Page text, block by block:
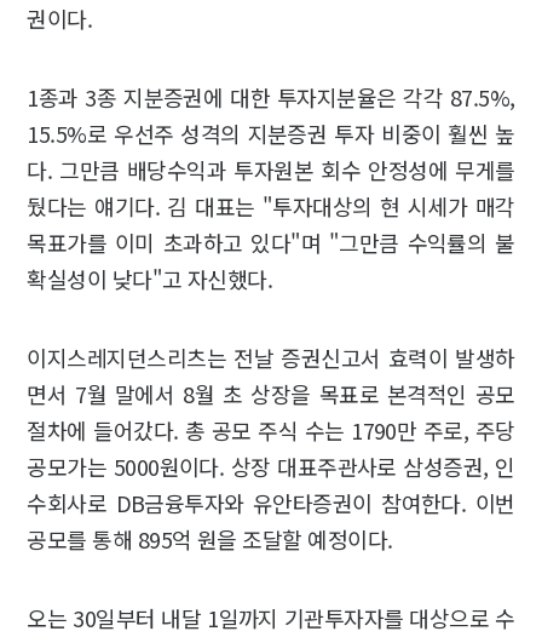
권이다.
1종과 3종 지분증권에 대한 투자지분율은 각각 87.5%,
15.5%로 우선주 성격의 지분증권 투자 비중이 훨씬 높
다. 그만큼 배당수익과 투자원본 회수 안정성에 무게를
뒀다는 얘기다. 김 대표는 "투자대상의 현 시세가 매각
목표가를 이미 초과하고 있다"며 "그만큼 수익률의 불
확실성이 낮다"고 자신했다.
이지스레지던스리츠는 전날 증권신고서 효력이 발생하
면서 7월 말에서 8월 초 상장을 목표로 본격적인 공모
절차에 들어갔다. 총 공모 주식 수는 1790만 주로, 주당
공모가는 5000원이다. 상장 대표주관사로 삼성증권, 인
수회사로 DB금융투자와 유안타증권이 참여한다. 이번
공모를 통해 895억 원을 조달할 예정이다.
오는 30일부터 내달 1일까지 기관투자자를 대상으로 수